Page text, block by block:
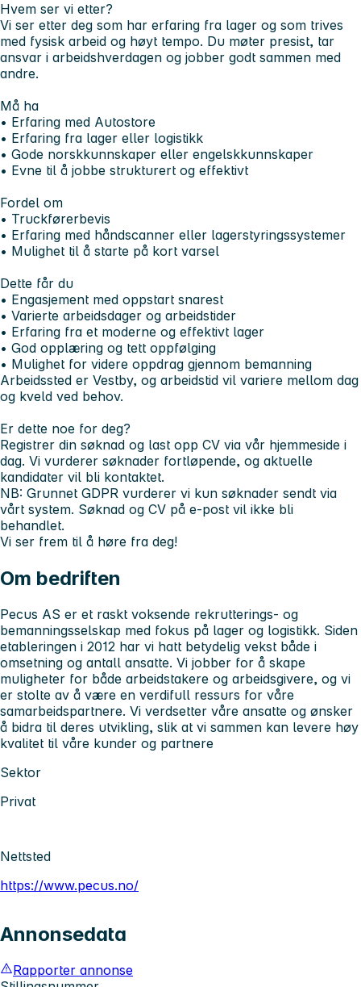
Hvem ser vi etter?
Vi ser etter deg som har erfaring fra lager og som trives
med fysisk arbeid og høyt tempo. Du møter presist, tar
ansvar i arbeidshverdagen og jobber godt sammen med
andre.
Må ha
• Erfaring med Autostore
• Erfaring fra lager eller logistikk
• Gode norskkunnskaper eller engelskkunnskaper
• Evne til å jobbe strukturert og effektivt
Fordel om
• Truckførerbevis
• Erfaring med håndscanner eller lagerstyringssystemer
• Mulighet til å starte på kort varsel
Dette får du
• Engasjement med oppstart snarest
• Varierte arbeidsdager og arbeidstider
• Erfaring fra et moderne og effektivt lager
• God opplæring og tett oppfølging
• Mulighet for videre oppdrag gjennom bemanning
Arbeidssted er Vestby, og arbeidstid vil variere mellom dag
og kveld ved behov.
Er dette noe for deg?
Registrer din søknad og last opp CV via vår hjemmeside i
dag. Vi vurderer søknader fortløpende, og aktuelle
kandidater vil bli kontaktet.
NB: Grunnet GDPR vurderer vi kun søknader sendt via
vårt system. Søknad og CV på e-post vil ikke bli
behandlet.
Vi ser frem til å høre fra deg!
Om bedriften
Pecus AS er et raskt voksende rekrutterings- og
bemanningsselskap med fokus på lager og logistikk. Siden
etableringen i 2012 har vi hatt betydelig vekst både i
omsetning og antall ansatte. Vi jobber for å skape
muligheter for både arbeidstakere og arbeidsgivere, og vi
er stolte av å være en verdifull ressurs for våre
samarbeidspartnere. Vi verdsetter våre ansatte og ønsker
å bidra til deres utvikling, slik at vi sammen kan levere høy
kvalitet til våre kunder og partnere
Sektor
Privat
Nettsted
https://www.pecus.no/
Annonsedata
Rapporter annonse